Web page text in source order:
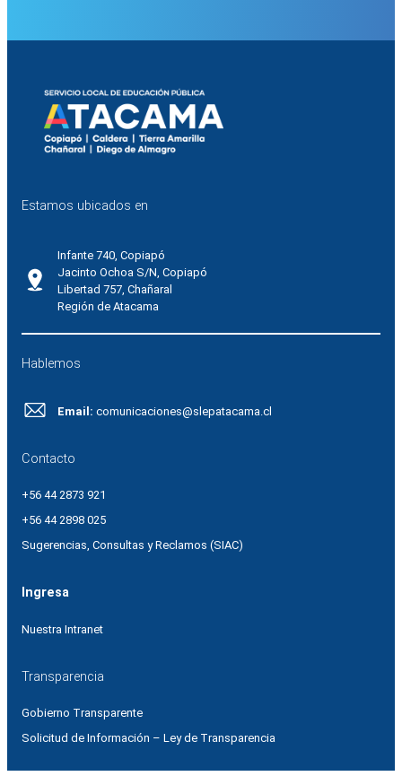
Estamos ubicados en
Infante 740, Copiapó
Jacinto Ochoa S/N, Copiapó
Libertad 757, Chañaral
Región de Atacama
Hablemos
Email: comunicaciones@slepatacama.cl
Contacto
+56 44 2873 921
+56 44 2898 025
Sugerencias, Consultas y Reclamos (SIAC)
Ingresa
Nuestra Intranet
Transparencia
Gobierno Transparente
Solicitud de Información – Ley de Transparencia